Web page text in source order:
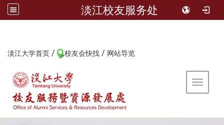
淡江校友服务处
淡江大学首页 / 校友会快找 / 网站导览
Toggle